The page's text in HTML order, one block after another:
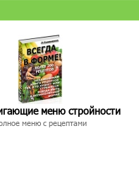
меню стройности
меню с рецептами